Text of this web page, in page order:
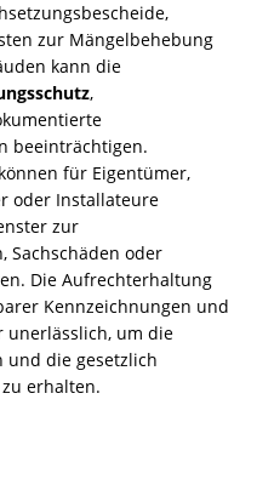
zur Mängelbehebung
kann die
,
beeinträchtigen.
können für Eigentümer,
oder Installateure
zur
Sachschäden oder
Die Aufrechterhaltung
Kennzeichnungen und
unerlässlich, um die
und die gesetzlich
erhalten.